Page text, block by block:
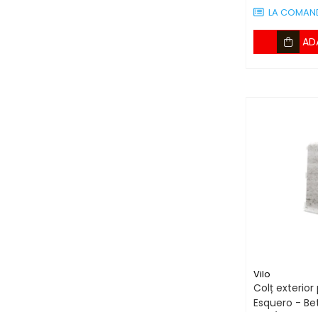
LA
Vilo
Colț exterior
Esquero -